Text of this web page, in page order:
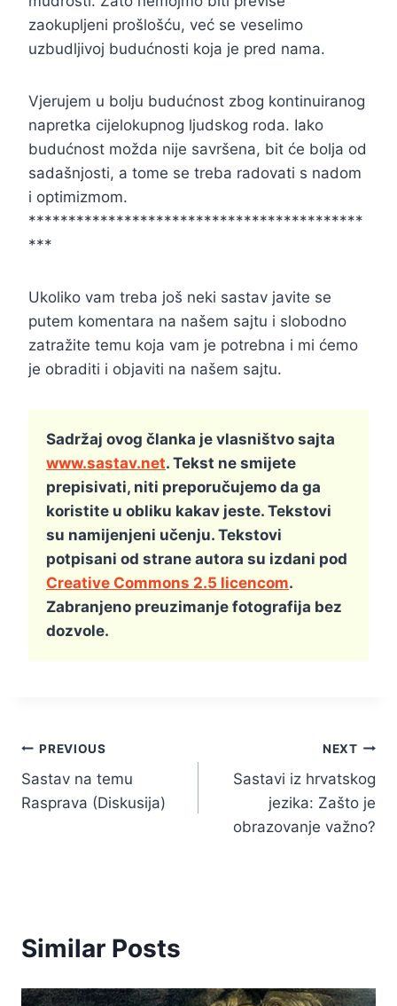
zaokupljeni prošlošću, već se veselimo
uzbudljivoj budućnosti koja je pred nama.
Vjerujem u bolju budućnost zbog kontinuiranog
napretka cijelokupnog ljudskog roda. Iako
budućnost možda nije savršena, bit će bolja od
sadašnjosti, a tome se treba radovati s nadom
i optimizmom.
******************************************
***
Ukoliko vam treba još neki sastav javite se
putem komentara na našem sajtu i slobodno
zatražite temu koja vam je potrebna i mi ćemo
je obraditi i objaviti na našem sajtu.
Sadržaj ovog članka je vlasništvo sajta
www.sastav.net. Tekst ne smijete
prepisivati, niti preporučujemo da ga
koristite u obliku kakav jeste. Tekstovi
su namijenjeni učenju. Tekstovi
potpisani od strane autora su izdani pod
Creative Commons 2.5 licencom.
Zabranjeno preuzimanje fotografija bez
dozvole.
Kretanje
članka
PREVIOUS
Sastav na temu
Rasprava (Diskusija)
NEXT
Sastavi iz hrvatskog
jezika: Zašto je
obrazovanje važno?
Similar Posts